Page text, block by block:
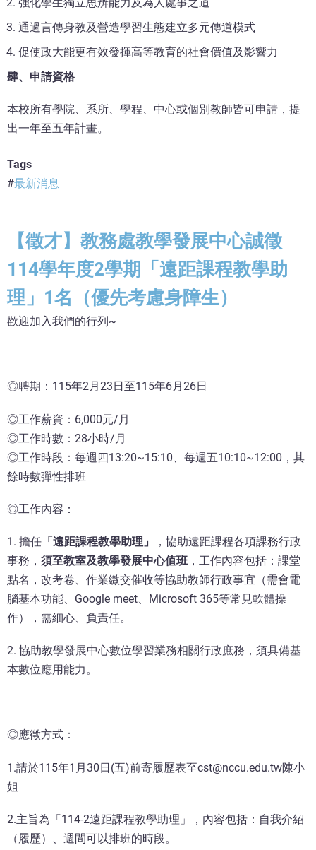
通過言傳身教及營造學習生態建立多元傳道模式
促使政大能更有效發揮高等教育的社會價值及影響力
肆、申請資格
本校所有學院、系所、學程、中心或個別教師皆可申請，提
出一年至五年計畫。
Tags
最新消息
【徵才】教務處教學發展中心誠徵
114學年度2學期「遠距課程教學助
理」1名（優先考慮身障生）
歡迎加入我們的行列~
◎聘期：115年2月23日至115年6月26日
◎工作薪資：6,000元/月
◎工作時數：28小時/月
◎工作時段：每週四13:20~15:10、每週五10:10~12:00，其
餘時數彈性排班
◎工作內容：
1. 擔任 「遠距課程教學助理」
，協助遠距課程各項課務行政
事務， 須至教室及教學發展中心值班 ，工作內容包括：課堂
點名，改考卷、作業繳交催收等協助教師行政事宜（需會電
腦基本功能、Google meet、Microsoft 365等常見軟體操
作），需細心、負責任。
2. 協助教學發展中心數位學習業務相關行政庶務，須具備基
本數位應用能力。
◎應徵方式：
1.請於115年1月30日(五)前寄履歷表至cst@nccu.edu.tw陳小
姐
2.主旨為「114-2遠距課程教學助理」，內容包括：自我介紹
（履歷）、週間可以排班的時段。